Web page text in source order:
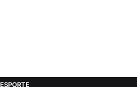
ESPORTE